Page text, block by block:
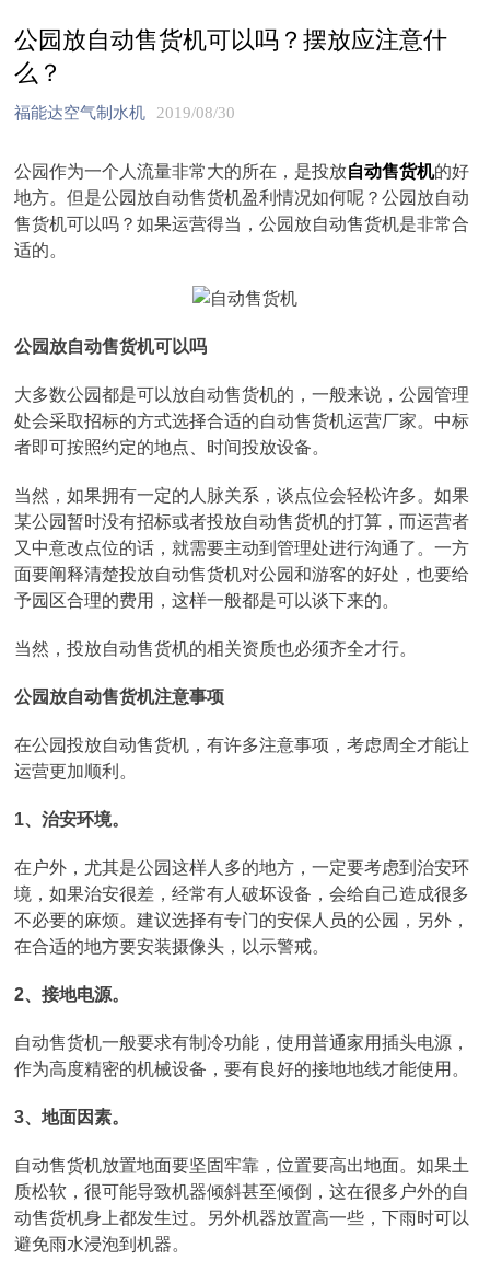
公园放自动售货机可以吗？摆放应注意什
么？
福能达空气制水机 2019/08/30
公园作为一个人流量非常大的所在，是投放自动售货机的好
地方。但是公园放自动售货机盈利情况如何呢？公园放自动
售货机可以吗？如果运营得当，公园放自动售货机是非常合
适的。
公园放自动售货机可以吗
大多数公园都是可以放自动售货机的，一般来说，公园管理
处会采取招标的方式选择合适的自动售货机运营厂家。中标
者即可按照约定的地点、时间投放设备。
当然，如果拥有一定的人脉关系，谈点位会轻松许多。如果
某公园暂时没有招标或者投放自动售货机的打算，而运营者
又中意改点位的话，就需要主动到管理处进行沟通了。一方
面要阐释清楚投放自动售货机对公园和游客的好处，也要给
予园区合理的费用，这样一般都是可以谈下来的。
当然，投放自动售货机的相关资质也必须齐全才行。
公园放自动售货机注意事项
在公园投放自动售货机，有许多注意事项，考虑周全才能让
运营更加顺利。
1、治安环境。
在户外，尤其是公园这样人多的地方，一定要考虑到治安环
境，如果治安很差，经常有人破坏设备，会给自己造成很多
不必要的麻烦。建议选择有专门的安保人员的公园，另外，
在合适的地方要安装摄像头，以示警戒。
2、接地电源。
自动售货机一般要求有制冷功能，使用普通家用插头电源，
作为高度精密的机械设备，要有良好的接地地线才能使用。
3、地面因素。
自动售货机放置地面要坚固牢靠，位置要高出地面。如果土
质松软，很可能导致机器倾斜甚至倾倒，这在很多户外的自
动售货机身上都发生过。另外机器放置高一些，下雨时可以
避免雨水浸泡到机器。